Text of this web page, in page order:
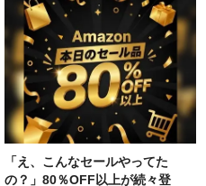
「え、こんなセールやってた
の？」80％OFF以上が続々登